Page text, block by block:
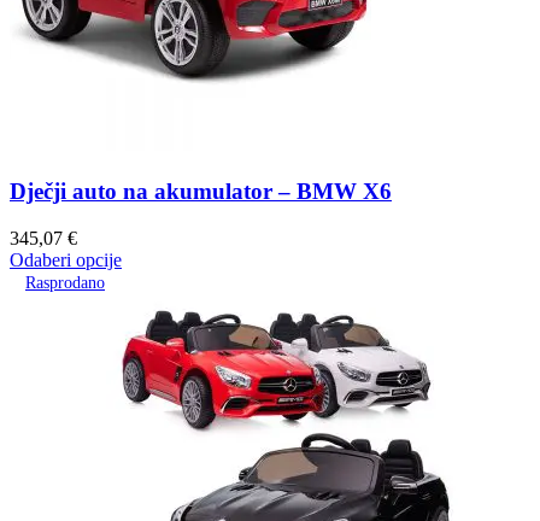
Dječji auto na akumulator – BMW X6
345,07 €
Odaberi opcije
Rasprodano